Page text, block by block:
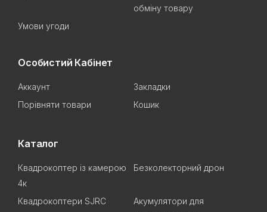
обміну товару
Умови угоди
Особистий Кабінет
Аккаунт
Закладки
Порівняти товари
Кошик
Каталог
Квадрокоптер із камерою
4к
Безколекторний дрон
Квадрокоптери SJRC
Акумулятори для